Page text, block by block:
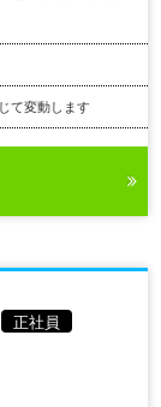
て変動します
正社員